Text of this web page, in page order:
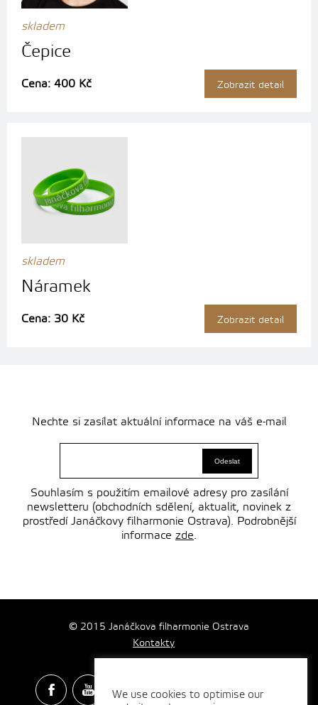
skladem
Čepice
Cena: 400 Kč Zobrazit detail
skladem
Náramek
Cena: 30 Kč Zobrazit detail
Nechte si zasílat aktuální informace na váš e-mail
Souhlasím s použitím emailové adresy pro zasílání
newsletteru (obchodních sdělení, aktualit, novinek z
prostředí Janáčkovy filharmonie Ostrava). Podrobnější
informace zde.
© 2015 Janáčkova filharmonie Ostrava
Kontakty
We use cookies to optimise our